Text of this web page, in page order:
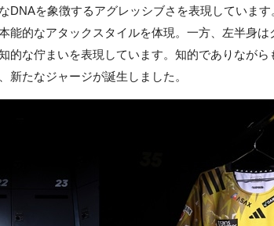
DNAを象徴するアグレッシブさを表現していま
能的なアタックスタイルを体現。一方、左半身
的な佇まいを表現しています。知的でありなが
新たなジャージが誕生しました。